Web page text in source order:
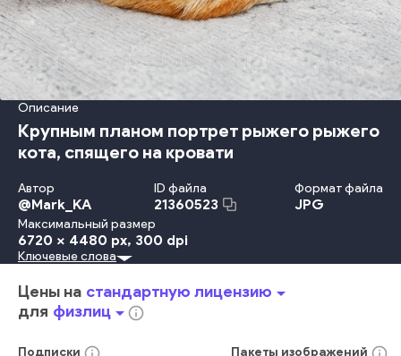
Описание
Крупным планом портрет рыжего рыжего
кота, спящего на кровати
Автор
@Mark_KA
ID файла
21360523
Формат файла
JPG
Максимальный размер
6720 x 4480 px, 300 dpi
Животное Мех Семейство Кошачьих
голова
внутренний никто апельсиновый
смешно
спать усталый
меланхолия
суетливость кошка молодой
Ключевые слова
Цены на стандартную лицензиюarrow_drop_down
для физлицarrow_drop_downinfo_outline
Подписки Пакеты изображений